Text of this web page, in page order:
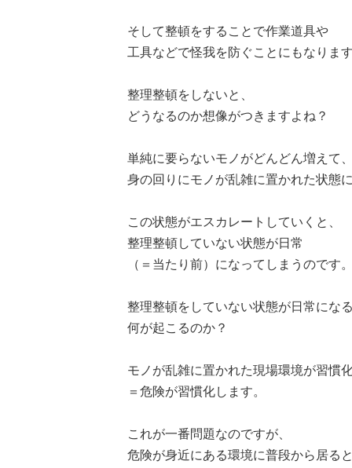
そして整頓をすることで作業道具や
工具などで怪我を防ぐことにもなります
整理整頓をしないと、
どうなるのか想像がつきますよね？
単純に要らないモノがどんどん増えて、
身の回りにモノが乱雑に置かれた状態に
この状態がエスカレートしていくと、
整理整頓していない状態が日常
（＝当たり前）になってしまうのです。
整理整頓をしていない状態が日常になる
何が起こるのか？
モノが乱雑に置かれた現場環境が習慣
＝危険が習慣化します。
これが一番問題なのですが、
危険が身近にある環境に普段から居ると